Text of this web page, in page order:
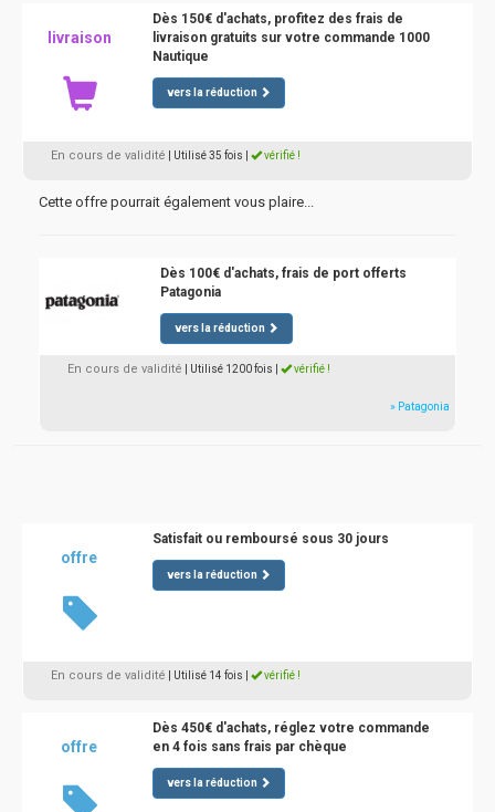
livraison
Dès 150€ d'achats, profitez des frais de
livraison gratuits sur votre commande 1000
Nautique
vers la réduction
En cours de validité | Utilisé 35 fois vérifié !
Cette offre pourrait également vous plaire...
Dès 100€ d'achats, frais de port offerts
Patagonia
vers la réduction
En cours de validité | Utilisé 1200 fois vérifié !
» Patagonia
offre
Satisfait ou remboursé sous 30 jours
vers la réduction
En cours de validité | Utilisé 14 fois vérifié !
offre
Dès 450€ d'achats, réglez votre commande
en 4 fois sans frais par chèque
vers la réduction